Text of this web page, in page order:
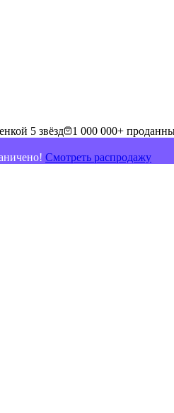
5 звёзд 1 000 000+
Смотреть распродажу